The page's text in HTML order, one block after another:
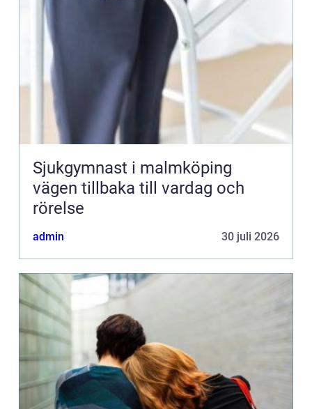
Sjukgymnast i malmköping
vägen tillbaka till vardag och
rörelse
admin 30 juli 2026